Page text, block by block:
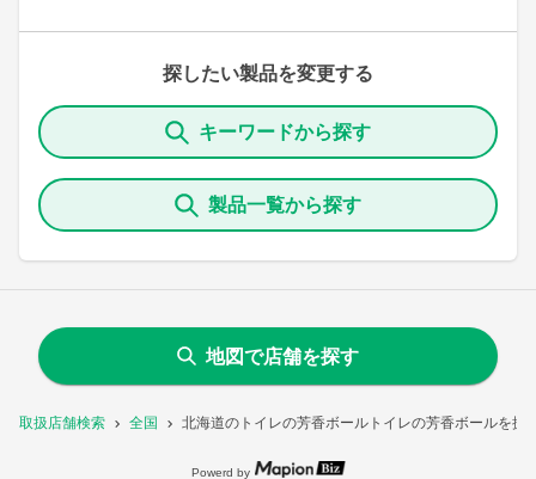
取扱店舗検索 全国 北海道のトイレの芳香ボールトイレの芳香ボールを扱
探したい製品を変更する
キーワードから探す
製品一覧から探す
地図で店舗を探す
Powerd by